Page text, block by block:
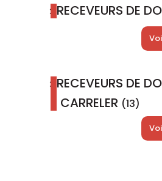
RECEVEURS DE
RECEVEURS DE
CARRELER (13)